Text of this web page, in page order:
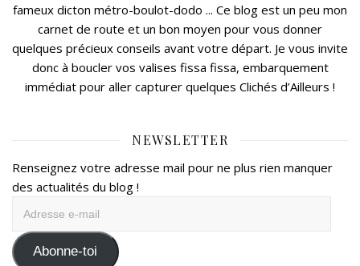
fameux dicton métro-boulot-dodo ... Ce blog est un peu mon
carnet de route et un bon moyen pour vous donner
quelques précieux conseils avant votre départ. Je vous invite
donc à boucler vos valises fissa fissa, embarquement
immédiat pour aller capturer quelques Clichés d’Ailleurs !
NEWSLETTER
Renseignez votre adresse mail pour ne plus rien manquer
des actualités du blog !
mail Abonne-toi